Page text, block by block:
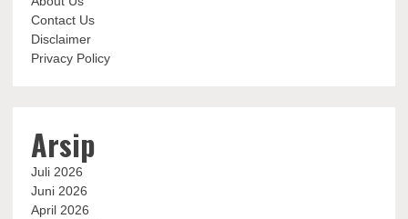
Contact Us
Disclaimer
Privacy Policy
Arsip
Juli 2026
Juni 2026
April 2026